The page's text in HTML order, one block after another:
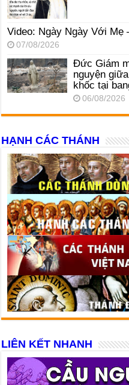
Video: Ngày Ngày Với Mẹ
07/08/2026
Đức Giám
nguyện
khốc tại
06/08/2026
HẠNH CÁC THÁNH
LIÊN KẾT NHANH